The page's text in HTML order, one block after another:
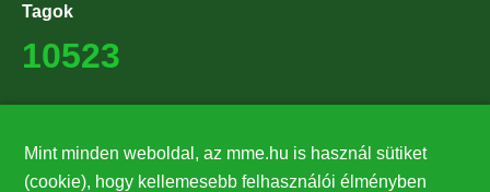
Tagok
10523
27224
Mint minden weboldal, az mme.hu is használ sütiket
(cookie), hogy kellemesebb felhasználói élményben